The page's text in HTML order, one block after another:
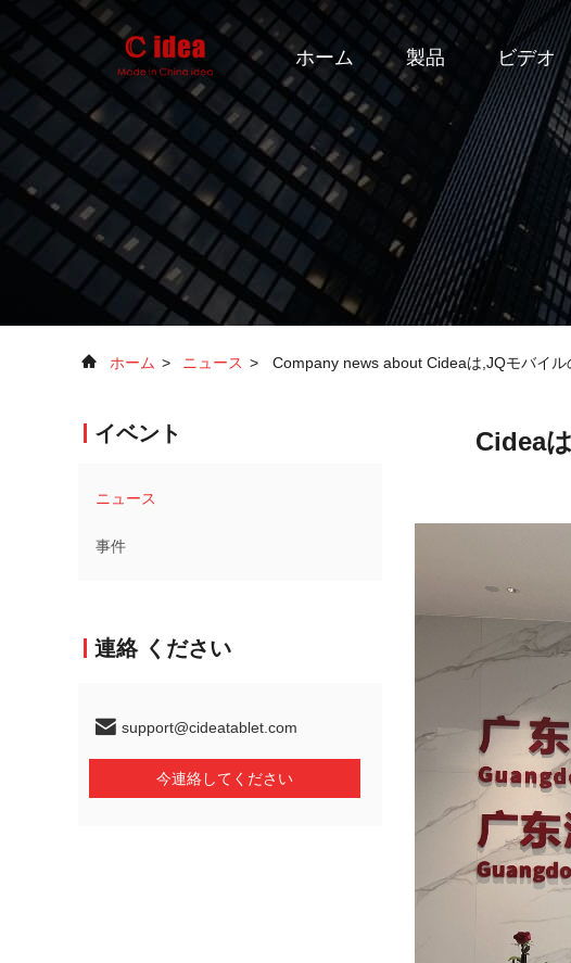
ホーム 製品 ビデオ
ホーム > ニュース > Company news about Cideaは,JQモバイ
イベント
ニュース
事件
連絡 ください
support@cideatablet.com
今連絡してください
Cidea